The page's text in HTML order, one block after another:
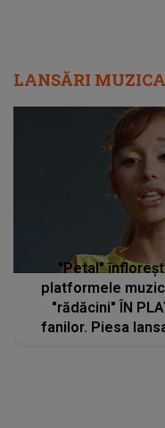
LANSĂRI
"Petal"
platformele
"rădăcini" ÎN
fanilor. Piesa